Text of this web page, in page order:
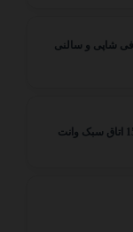
شاپی و سالنی